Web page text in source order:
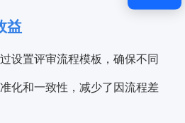
益
设置评审流程模板，确保不同
化和一致性，减少了因流程差